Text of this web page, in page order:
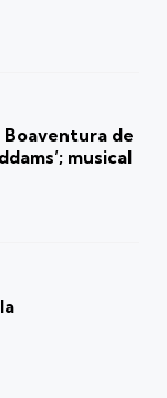
de
musical